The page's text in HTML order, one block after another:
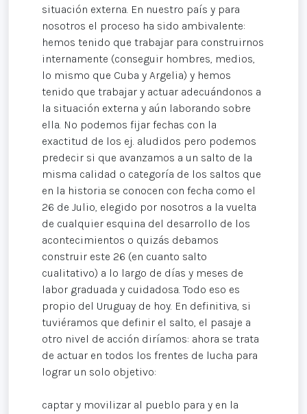
situación externa. En nuestro país y para
nosotros el proceso ha sido ambivalente:
hemos tenido que trabajar para construirnos
internamente (conseguir hombres, medios,
lo mismo que Cuba y Argelia) y hemos
tenido que trabajar y actuar adecuándonos a
la situación externa y aún laborando sobre
ella. No podemos fijar fechas con la
exactitud de los ej. aludidos pero podemos
predecir si que avanzamos a un salto de la
misma calidad o categoría de los saltos que
en la historia se conocen con fecha como el
26 de Julio, elegido por nosotros a la vuelta
de cualquier esquina del desarrollo de los
acontecimientos o quizás debamos
construir este 26 (en cuanto salto
cualitativo) a lo largo de días y meses de
labor graduada y cuidadosa. Todo eso es
propio del Uruguay de hoy. En definitiva, si
tuviéramos que definir el salto, el pasaje a
otro nivel de acción diríamos: ahora se trata
de actuar en todos los frentes de lucha para
lograr un solo objetivo:
captar y movilizar al pueblo para y en la